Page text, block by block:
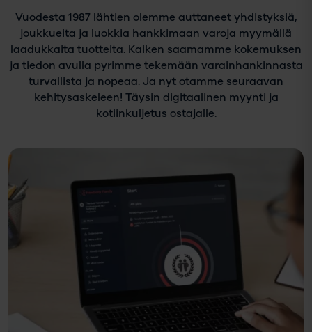
Vuodesta 1987 lähtien olemme auttaneet yhdistyksiä,
joukkueita ja luokkia hankkimaan varoja myymällä
laadukkaita tuotteita. Kaiken saamamme kokemuksen
ja tiedon avulla pyrimme tekemään varainhankinnasta
turvallista ja nopeaa. Ja nyt otamme seuraavan
kehitysaskeleen! Täysin digitaalinen myynti ja
kotiinkuljetus ostajalle.